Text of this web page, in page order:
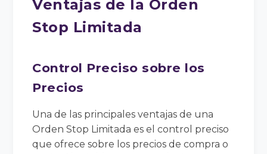
Ventajas de la Orden
Stop Limitada
Control Preciso sobre los
Precios
Una de las principales ventajas de una
Orden Stop Limitada es el control preciso
que ofrece sobre los precios de compra o